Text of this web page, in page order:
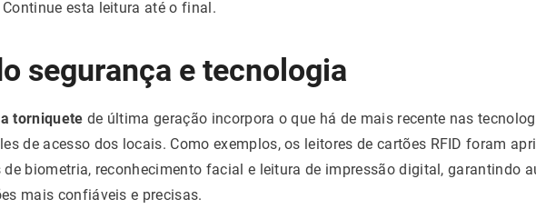
Continue esta leitura até o final.
segurança e tecnologia
torniquete de última geração incorpora o que há de mais recente nas
de acesso dos locais. Como exemplos, os leitores de cartões RFID foram
biometria, reconhecimento facial e leitura de impressão digital, garantindo
mais confiáveis e precisas.